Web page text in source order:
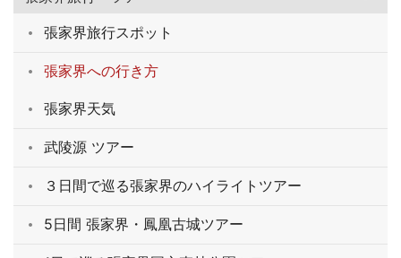
張家界旅行スポット
張家界への行き方
張家界天気
武陵源 ツアー
３日間で巡る張家界のハイライトツアー
5日間 張家界・鳳凰古城ツアー